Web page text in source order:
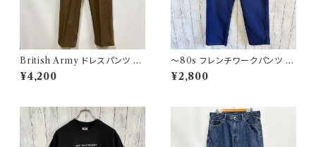
British Army ドレスパンツ イ
ギリス軍 スラックス ミリタリー
パンツ ウールパンツ2
¥4,200
〜80s フレンチワークパンツ ユ
ーロワーク コットンパンツ
¥2,800